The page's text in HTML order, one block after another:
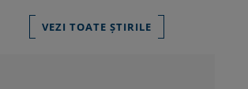
VEZI TOATE ȘTIRILE